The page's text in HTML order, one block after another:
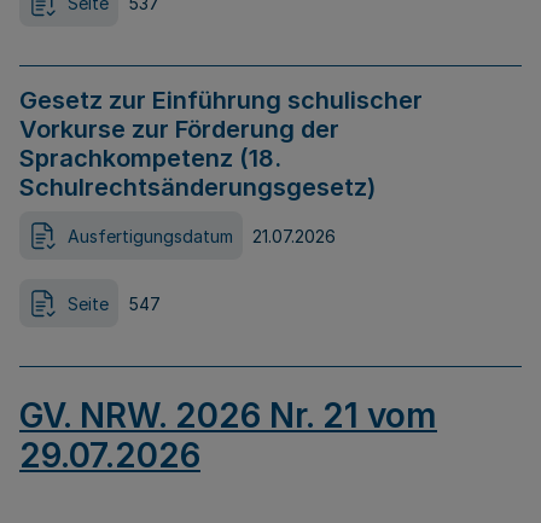
Gesetz zur Einführung schulischer
Vorkurse zur Förderung der
Sprachkompetenz (18.
Schulrechtsänderungsgesetz)
Ausfertigungsdatum 21.07.2026
Seite 547
GV. NRW. 2026 Nr. 21 vom
29.07.2026